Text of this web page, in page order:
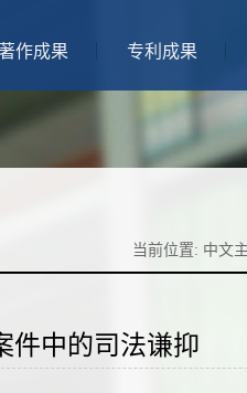
作成果 专利成果
当前位置: 中文
件中的司法谦抑